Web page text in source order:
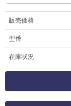
販売価格
型番
在庫状況